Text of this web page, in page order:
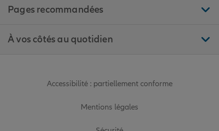
Pages recommandées
À vos côtés au quotidien
Accessibilité : partiellement conforme
Mentions légales